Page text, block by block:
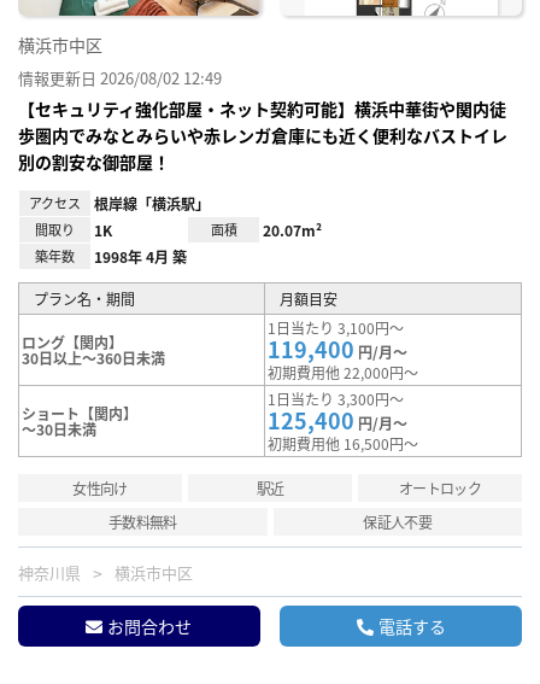
横浜市中区
情報更新日 2026/08/02 12:49
【セキュリティ強化部屋・ネット契約可能】横浜中華街や関内徒
歩圏内でみなとみらいや赤レンガ倉庫にも近く便利なバストイレ
別の割安な御部屋！
アクセス 根岸線「横浜駅」
間取り 1K 面積 20.07m²
築年数 1998年 4月 築
プラン名・期間 月額目安
ロング【関内】
30日以上～360日未満
1日当たり 3,100円～
119,400 円/月～
初期費用他 22,000円～
ショート【関内】
～30日未満
1日当たり 3,300円～
125,400 円/月～
初期費用他 16,500円～
女性向け 駅近
オートロック
手数料無料
保証人不要
神奈川県 横浜市中区
お問合わせ 電話する